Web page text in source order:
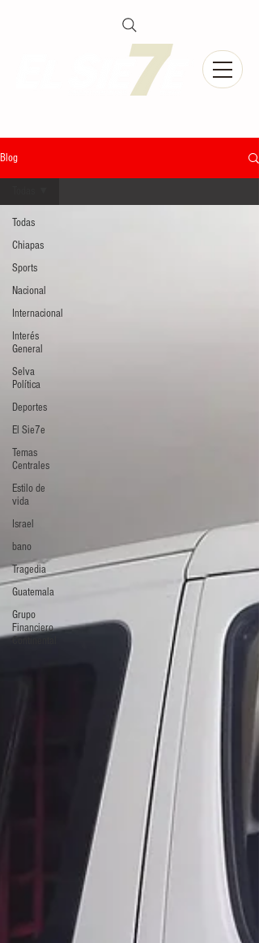
Blog
Todas
Chiapas
Sports
Nacional
Internacional
Interés
General
Selva
Política
Deportes
El Sie7e
Temas
Centrales
Estilo de
vida
Israel
bano
Tragedia
Guatemala
Grupo
Financiero
Continental